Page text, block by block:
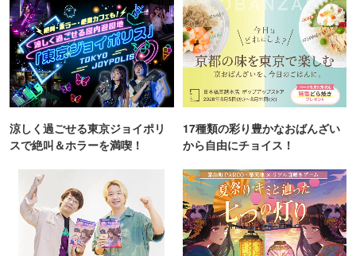
涼しく過ごせる東京ジョイポリ
スで絶叫＆ホラーを満喫！
17種類の彩り豊かなおばんざい
から自由にチョイス！